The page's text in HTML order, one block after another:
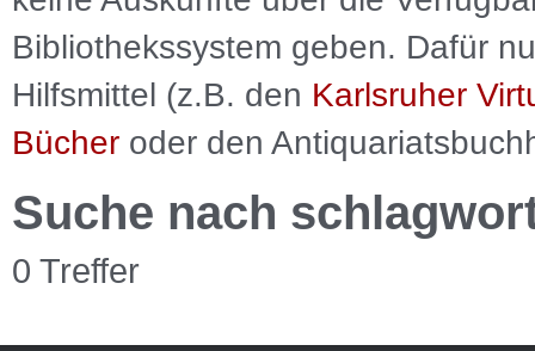
Bibliothekssystem geben. Dafür
Hilfsmittel (z.B. den Karlsruher
Bücher oder den
Suche nach
0 Treffer